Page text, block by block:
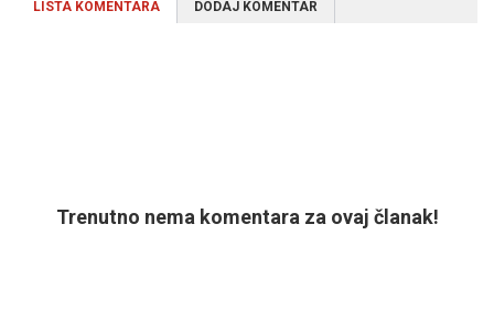
LISTA KOMENTARA DODAJ KOMENTAR
Trenutno nema komentara za ovaj članak!